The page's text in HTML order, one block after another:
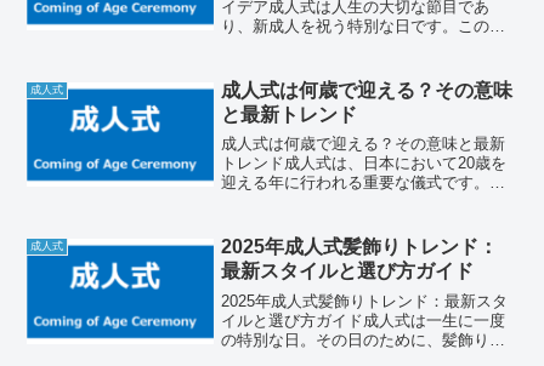
イデア成人式は人生の大切な節目であ
り、新成人を祝う特別な日です。この記
へのメッセージを通じて、彼らの新たな
門出を祝福しましょう。シン...
成人式
成人式は何歳で迎える？その意味
と最新トレンド
成人式は何歳で迎える？その意味と最新
トレンド成人式は、日本において20歳を
迎える年に行われる重要な儀式です。成
とって特別な意味を持ちます。本記事で
は、成人式の年齢に関す...
成人式
2025年成人式髪飾りトレンド：
最新スタイルと選び方ガイド
2025年成人式髪飾りトレンド：最新スタ
イルと選び方ガイド成人式は一生に一度
の特別な日。その日のために、髪飾りは